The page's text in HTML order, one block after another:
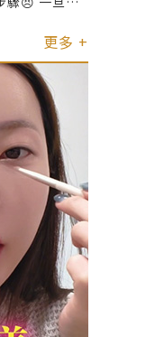
老一階！
更多 +